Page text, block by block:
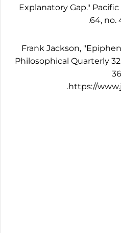
Explanatory Gap."
64, no.
Frank Jackson,
Philosophical Quarterly 32,
https://